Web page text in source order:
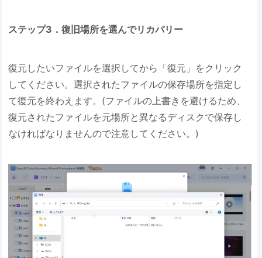
ステップ3．復旧場所を選んでリカバリー
復元したいファイルを選択してから「復元」をクリック
してください。選択されたファイルの保存場所を指定し
て復元を終わえます。(ファイルの上書きを避けるため、
復元されたファイルを元場所と異なるディスクで保存し
なければなりませんので注意してください。)